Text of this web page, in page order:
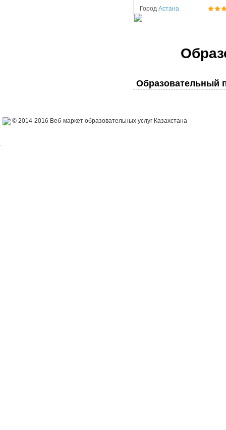
Город Астана
Образовательный
© 2014-2016 Веб-маркет образовательных услуг Казахстана